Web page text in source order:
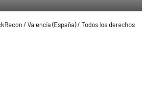
/ Valencia (España) / Todos los derechos